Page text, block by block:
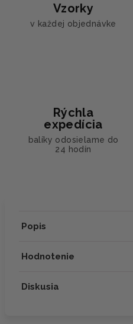
Vzorky
v každej objednávke
Rýchla
expedícia
balíky odosielame do
24 hodín
Popis
Hodnotenie
Diskusia